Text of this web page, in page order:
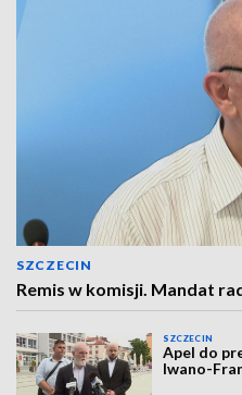
SZCZECIN
Remis w komisji. Mandat
SZCZECIN
Apel do
Iwano-